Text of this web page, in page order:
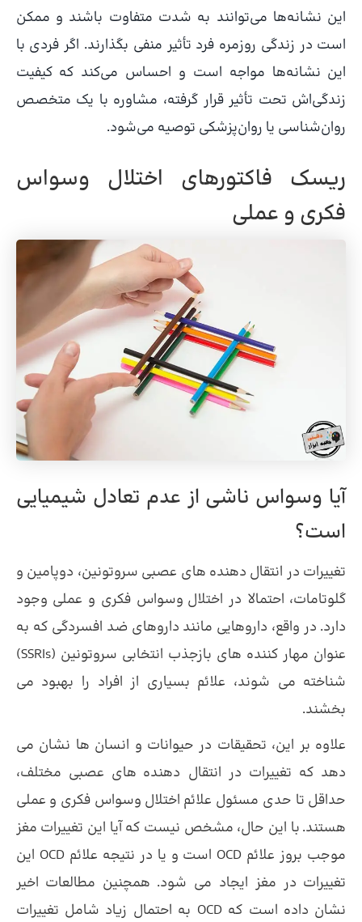
این نشانه‌ها می‌توانند به شدت متفاوت باشند و ممکن
است در زندگی روزمره فرد تأثیر منفی بگذارند. اگر فردی با
این نشانه‌ها مواجه است و احساس می‌کند که کیفیت
زندگی‌اش تحت تأثیر قرار گرفته، مشاوره با یک متخصص
روان‌شناسی یا روان‌پزشکی توصیه می‌شود.
ریسک فاکتورهای اختلال وسواس
فکری و عملی
آیا وسواس ناشی از عدم تعادل شیمیایی
است؟
تغییرات در انتقال دهنده های عصبی سروتونین، دوپامین و
گلوتامات، احتمالا در اختلال وسواس فکری و عملی وجود
دارد. در واقع، داروهایی مانند داروهای ضد افسردگی که به
عنوان مهار کننده های بازجذب انتخابی سروتونین (SSRIs)
شناخته می شوند، علائم بسیاری از افراد را بهبود می
بخشند.
علاوه بر این، تحقیقات در حیوانات و انسان ها نشان می
دهد که تغییرات در انتقال دهنده های عصبی مختلف،
حداقل تا حدی مسئول علائم اختلال وسواس فکری و عملی
هستند. با این حال، مشخص نیست که آیا این تغییرات مغز
موجب بروز علائم OCD است و یا در نتیجه علائم OCD این
تغییرات در مغز ایجاد می شود. همچنین مطالعات اخیر
نشان داده است که OCD به احتمال زیاد شامل تغییرات